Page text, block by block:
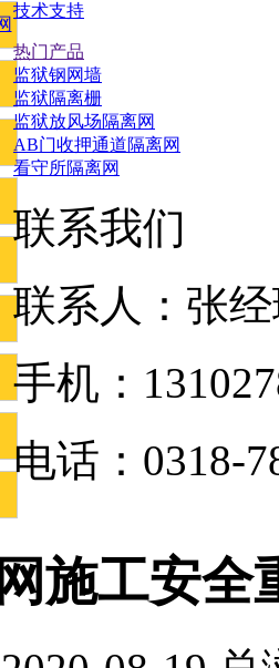
施工安全
技术支持
热门产品
监狱钢网墙
监狱隔离栅
监狱放风场隔离网
AB门收押通道隔离网
看守所隔离网
联系我们
联系人：张
手机：
电话：0318-